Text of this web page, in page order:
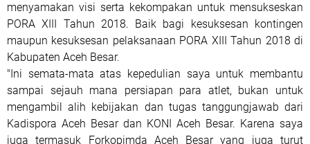
menyamakan visi serta kekompakan untuk mensukseskan
PORA XIII Tahun 2018. Baik bagi kesuksesan kontingen
maupun kesuksesan pelaksanaan PORA XIII Tahun 2018 di
Kabupaten Aceh Besar.
"Ini semata-mata atas kepedulian saya untuk membantu
sampai sejauh mana persiapan para atlet, bukan untuk
mengambil alih kebijakan dan tugas tanggungjawab dari
Kadispora Aceh Besar dan KONI Aceh Besar. Karena saya
juga termasuk Forkopimda Aceh Besar yang juga turut